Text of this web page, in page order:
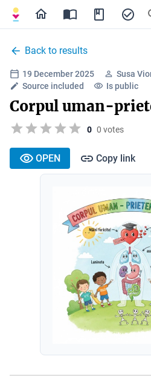
Back to results
19 December 2025
Susa
Source included
Is public
Corpul uman-
0 0 votes
OPEN Copy link